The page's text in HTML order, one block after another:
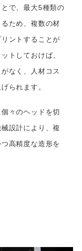
で、最大5種類の
ため、複数の材
ントすることが
トしておけば、
なく、人材コス
られます。
々のヘッドを切
設計により、複
高精度な造形を